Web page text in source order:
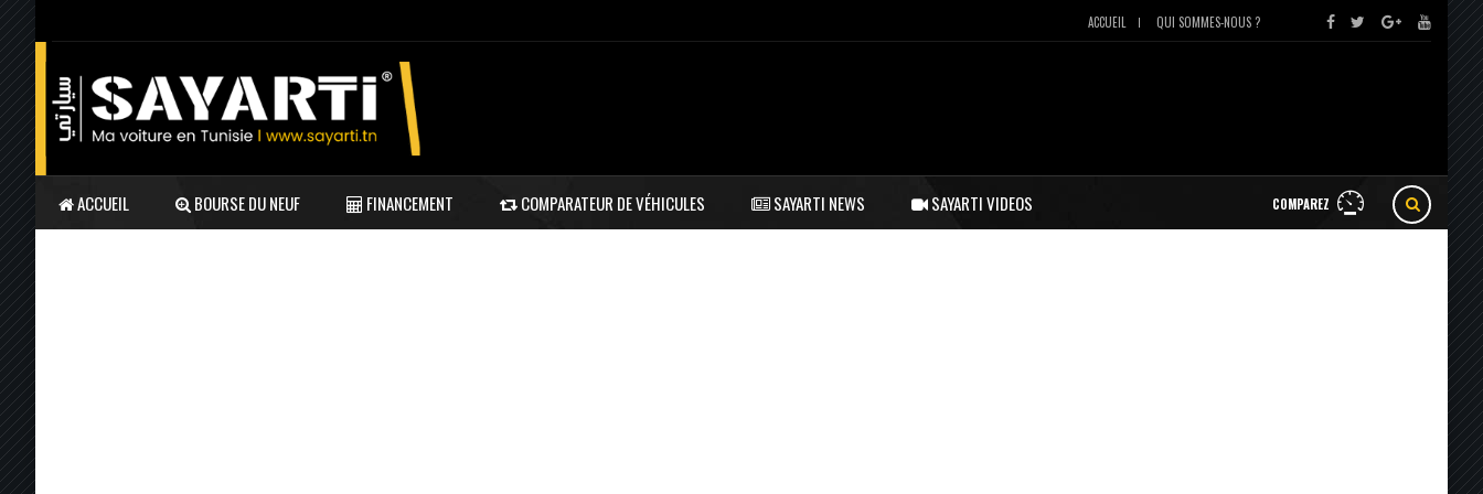
ACCUEIL QUI SOMMES-NOUS ?
COMPAREZ
ACCUEIL BOURSE DU NEUF FINANCEMENT COMPARATEUR DE VÉHICULES SAYARTI NEWS SAYARTI VIDEOS